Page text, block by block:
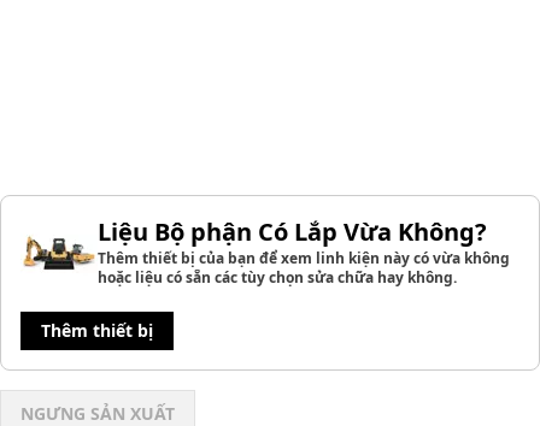
Liệu Bộ phận Có Lắp Vừa Không?
Thêm thiết bị của bạn để xem linh kiện này có vừa không
hoặc liệu có sẵn các tùy chọn sửa chữa hay không.
Thêm thiết bị
NGƯNG SẢN XUẤT